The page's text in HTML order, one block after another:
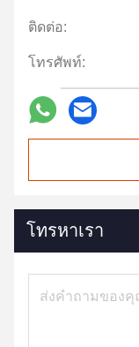
ติดต่อ:
โทรศัพท์:
โทรหาเรา